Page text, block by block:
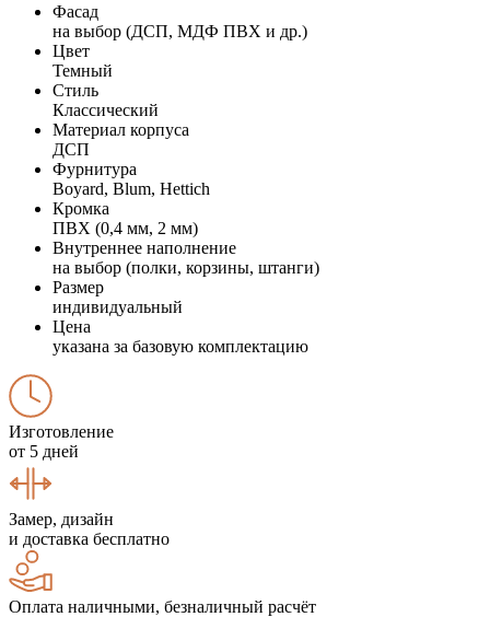
Фасад
на выбор (ДСП, МДФ ПВХ и др.)
Цвет
Темный
Стиль
Классический
Материал корпуса
ДСП
Фурнитура
Boyard, Blum, Hettich
Кромка
ПВХ (0,4 мм, 2 мм)
Внутреннее наполнение
на выбор (полки, корзины, штанги)
Размер
индивидуальный
Цена
указана за базовую комплектацию
Изготовление
от 5 дней
Замер, дизайн
и доставка бесплатно
Оплата наличными, безналичный расчёт